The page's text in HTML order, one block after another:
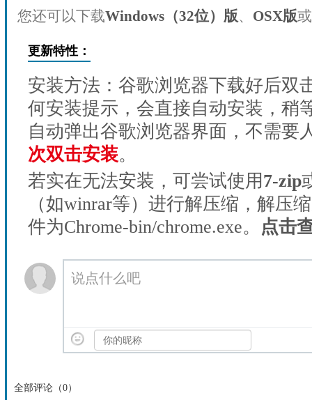
您还可以下载Windows（32位）版、 OSX版或
更新特性：
安装方法：谷歌浏览器下载好后双
何安装提示，会直接自动安装，稍
自动弹出谷歌浏览器界面，不需要
次双击安装。
若实在无法安装，可尝试使用7-zip
（如winrar等）进行解压缩，解压
件为Chrome-bin/chrome.exe。
点击
说点什么吧
全部评论（0）